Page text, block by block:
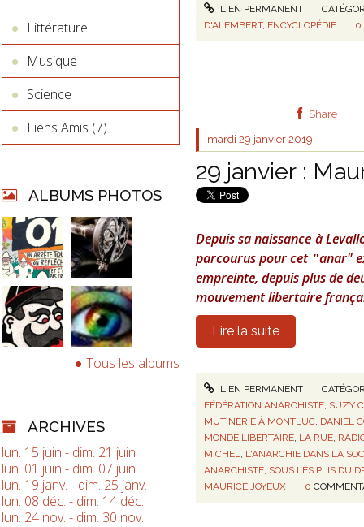
Littérature
Musique
Science
Liens Amis (7)
ALBUMS PHOTOS
Tous les albums
ARCHIVES
lun. 15 juin - dim. 21 juin
lun. 01 juin - dim. 07 juin
lun. 19 janv. - dim. 25 janv.
lun. 08 déc. - dim. 14 déc.
lun. 24 nov. - dim. 30 nov.
LIEN PERMANENT
D'ALEMBERT, ENCYCLOPÉDIE 0
Share
mardi 29 janvier 2019
29 janvier :
Depuis sa naissance à
parcourus pourcet "anar"
empreinte, depuisplus de
mouvement libertaire
Lire la suite
LIEN PERMANENT
FÉDÉRATION ANARCHISTE, SUZY
MUTINERIE À MONTLUC, DANIEL
MONDE LIBERTAIRE, LA RUE,
MICHEL, L'ANARCHIE DANS LA
ANARCHISTE, SOUS LES PLIS DU
MAURICE JOYEUX
0